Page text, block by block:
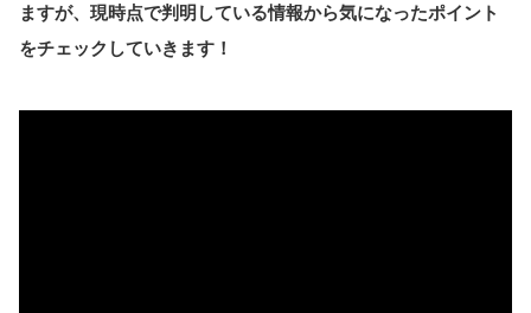
ますが、現時点で判明している情報から気になったポイント
をチェックしていきます！